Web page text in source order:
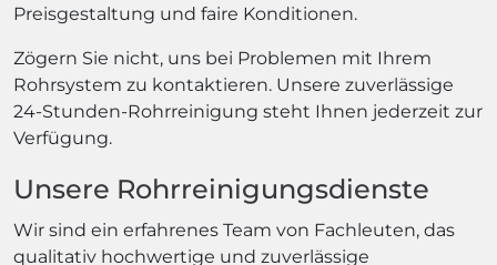
Preisgestaltung und faire Konditionen.
Zögern Sie nicht, uns bei Problemen mit Ihrem
Rohrsystem zu kontaktieren. Unsere zuverlässige
24-Stunden-Rohrreinigung steht Ihnen jederzeit zur
Verfügung.
Unsere Rohrreinigungsdienste
Wir sind ein erfahrenes Team von Fachleuten, das
qualitativ hochwertige und zuverlässige